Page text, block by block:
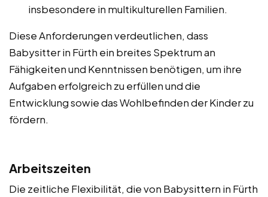
insbesondere in multikulturellen Familien.
Diese Anforderungen verdeutlichen, dass
Babysitter in Fürth ein breites Spektrum an
Fähigkeiten und Kenntnissen benötigen, um ihre
Aufgaben erfolgreich zu erfüllen und die
Entwicklung sowie das Wohlbefinden der Kinder zu
fördern.
Arbeitszeiten
Die zeitliche Flexibilität, die von Babysittern in Fürth